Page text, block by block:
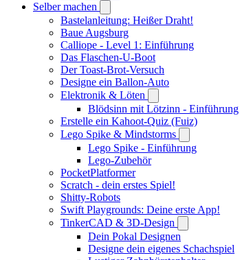
Selber machen
Bastelanleitung: Heißer Draht!
Baue Augsburg
Calliope - Level 1: Einführung
Das Flaschen-U-Boot
Der Toast-Brot-Versuch
Designe ein Ballon-Auto
Elektronik & Löten
Blödsinn mit Lötzinn - Einführung
Erstelle ein Kahoot-Quiz (Fuiz)
Lego Spike & Mindstorms
Lego Spike - Einführung
Lego-Zubehör
PocketPlatformer
Scratch - dein erstes Spiel!
Shitty-Robots
Swift Playgrounds: Deine erste App!
TinkerCAD & 3D-Design
Dein Pokal Designen
Designe dein eigenes Schachspiel